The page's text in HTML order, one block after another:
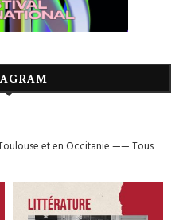
et en Occitanie——Tous